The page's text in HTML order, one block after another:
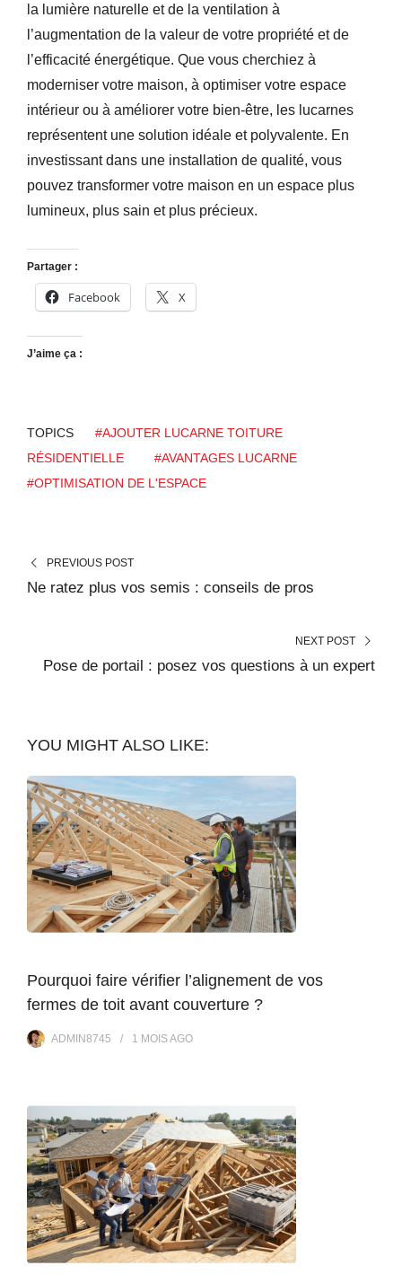
la lumière naturelle et de la ventilation à
l’augmentation de la valeur de votre propriété et de
l’efficacité énergétique. Que vous cherchiez à
moderniser votre maison, à optimiser votre espace
intérieur ou à améliorer votre bien-être, les lucarnes
représentent une solution idéale et polyvalente. En
investissant dans une installation de qualité, vous
pouvez transformer votre maison en un espace plus
lumineux, plus sain et plus précieux.
Partager :
Facebook X
J’aime ça :
TOPICS
#AJOUTER LUCARNE TOITURE
RÉSIDENTIELLE
#AVANTAGES LUCARNE
#OPTIMISATION DE L'ESPACE
PREVIOUS POST
Ne ratez plus vos semis : conseils de pros
NEXT POST
Pose de portail : posez vos questions à un expert
YOU MIGHT ALSO LIKE:
Pourquoi faire vérifier l’alignement de vos
fermes de toit avant couverture ?
ADMIN8745 1 MOISAGO